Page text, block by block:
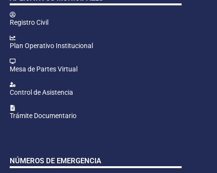
Registro Civil
Plan Operativo Institucional
Mesa de Partes Virtual
Control de Asistencia
Trámite Documentario
NÚMEROS DE EMERGENCIA